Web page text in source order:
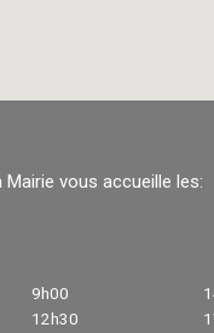
Mairie vous accueille les:
9h00
12h30